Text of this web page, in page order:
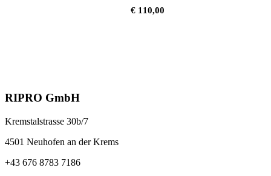
€ 110,00
RIPRO GmbH
Kremstalstrasse 30b/7
4501 Neuhofen an der Krems
+43 676 8783 7186